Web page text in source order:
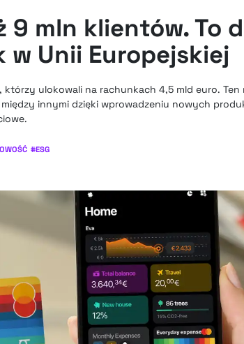
9 mln klientów. To
Unii Europejskiej
ulokowali na rachunkach 4,5 mld euro. Ten
innymi dzięki wprowadzeniu nowych
#ESG